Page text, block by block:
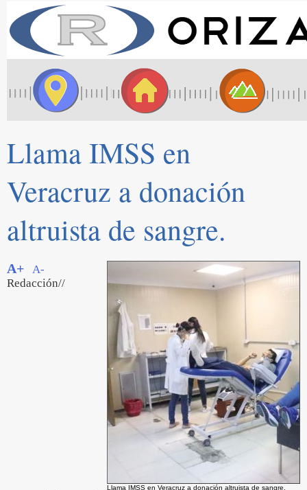
Llama IMSS en
Veracruz a donación
altruista de sangre.
Llama IMSS en Veracruz a donación altruista de sangre.
A+
A-
Redacción//